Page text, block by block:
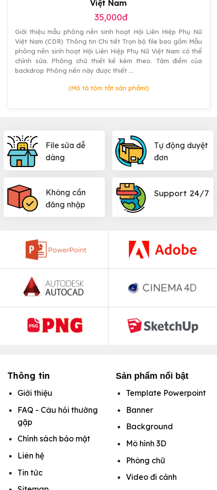
Việt Nam
35,000đ
Giới thiệu mẫu phông nền sinh hoạt Hội Liên Hiệp Phụ Nữ
Việt Nam (CDR) Thông tin Chi tiết Trọn bộ file bao gồm Mẫu
phông nền sinh hoạt Hội Liên Hiệp Phụ Nữ Việt Nam có thể
chỉnh sửa. Phông chữ thiết kế kèm theo. Tâm điểm của
backdrop Phông nền này được thiết …
(Mô tả tóm tắt sản phẩm!)
File sửa dễ
dàng
Tự động duyệt
đơn
Không cần
đăng nhập
Support 24/7
Thông tin
Giới thiệu
FAQ - Câu hỏi thường
gặp
Chính sách bảo mật
Liên hệ
Tin tức
Sản phẩm nổi bật
Template Powerpoint
Banner
Background
Mô hình 3D
Phông chữ
Video đi cảnh